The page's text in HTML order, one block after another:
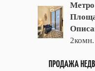
ПРОДАЖА